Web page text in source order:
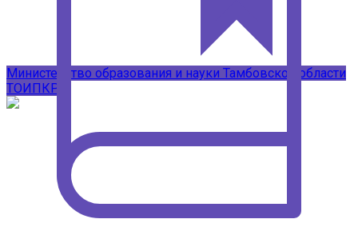
Подписывайтесь на наши каналы в
Министерство образования и науки Тамбовской области
ТОИПКРО